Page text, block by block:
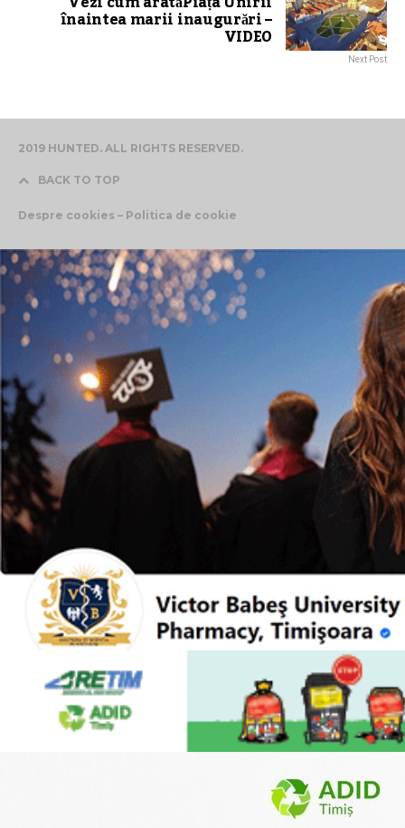
înaintea marii inaugurări –
VIDEO
Next Post
2019 HUNTED. ALL RIGHTS RESERVED.
BACK TO TOP
Despre cookies – Politica de cookie